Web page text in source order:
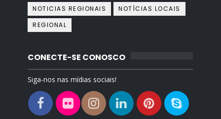
NOTICIAS REGIONAIS
NOTÍCIAS LOCAIS
REGIONAL
CONECTE-SE CONOSCO
Siga-nos nas mídias sociais!